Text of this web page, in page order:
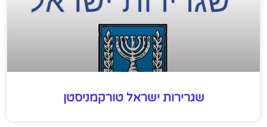
שגרירות ישראל טורקמניסטן